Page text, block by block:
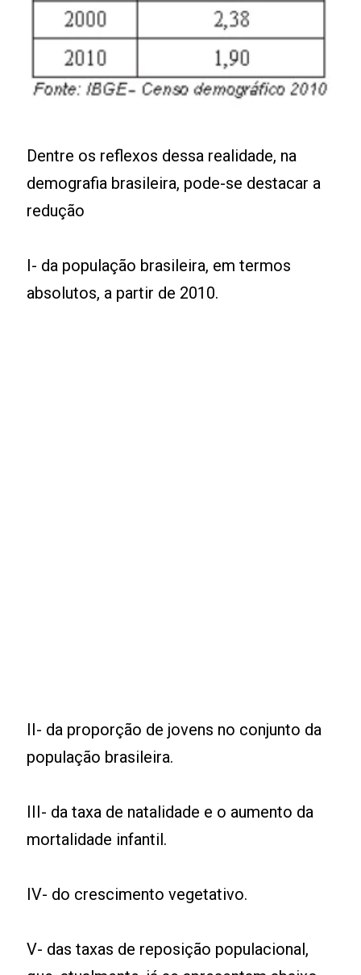
Dentre os reflexos dessa realidade, na
demografia brasileira, pode-se destacar a
redução
I- da população brasileira, em termos
absolutos, a partir de 2010.
II- da proporção de jovens no conjunto da
população brasileira.
III- da taxa de natalidade e o aumento da
mortalidade infantil.
IV- do crescimento vegetativo.
V- das taxas de reposição populacional,